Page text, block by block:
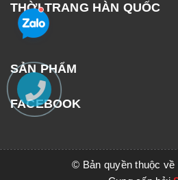
THỜI TRANG HÀN QUỐC
SẢN PHẨM
FACEBOOK
© Bản quyền thuộc về